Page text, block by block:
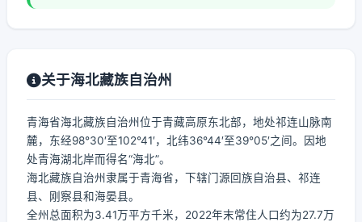
关于海北藏族自治州
青海省海北藏族自治州位于青藏高原东北部，地处祁连山脉南
麓，东经98°30′至102°41′，北纬36°44′至39°05′之间。因地
处青海湖北岸而得名“海北”。
海北藏族自治州隶属于青海省，下辖门源回族自治县、祁连
县、刚察县和海晏县。
全州总面积为3.41万平方千米，2022年末常住人口约为27.7万